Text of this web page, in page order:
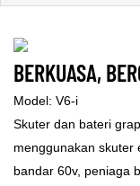
BERKUASA,
Model: V6-i
Skuter dan bateri
menggunakan skuter
bandar 60v, peniaga